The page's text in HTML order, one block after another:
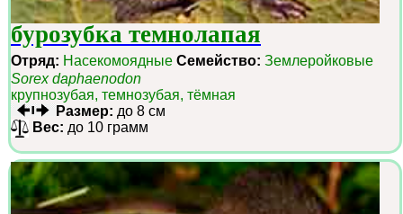
бурозубка темнолапая
Отряд: Насекомоядные Семейство: Землеройковые
Sorex daphaenodon
крупнозубая, темнозубая, тёмная
Размер: до 8 см
Вес: до 10 грамм